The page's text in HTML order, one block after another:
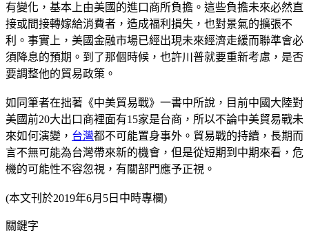
有變化，基本上由美國的進口商所負擔。這些負擔未來必然直
接或間接轉嫁給消費者，造成福利損失，也對景氣的擴張不
利。事實上，美國金融市場已經出現未來經濟走緩而聯準會必
須降息的預期。到了那個時候，也許川普就要重新考慮，是否
要調整他的貿易政策。
如同筆者在拙著《中美貿易戰》一書中所說，目前中國大陸對
美國前20大出口商裡面有15家是台商，所以不論中美貿易戰未
來如何演變， 台灣都不可能置身事外。貿易戰的持續，長期而
言不無可能為台灣帶來新的機會，但是從短期到中期來看，危
機的可能性不容忽視，有關部門應予正視。
(本文刊於2019年6月5日中時專欄)
關鍵字